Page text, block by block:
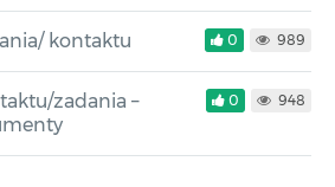
kontaktu 0 989
zadania –
0 948